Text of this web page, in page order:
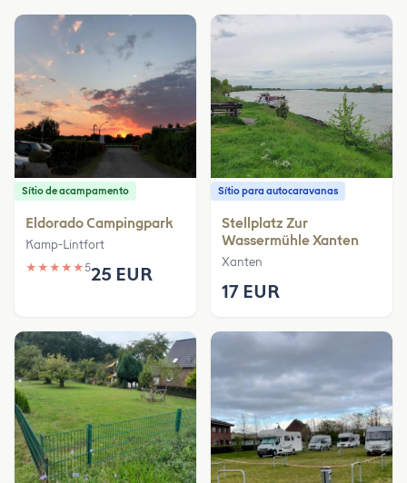
Sítio de acampamento
Eldorado Campingpark
Kamp-Lintfort
★ ★ ★ ★ ★525 EUR
Sítio para autocaravanas
Stellplatz Zur
Wassermühle Xanten
Xanten
17 EUR